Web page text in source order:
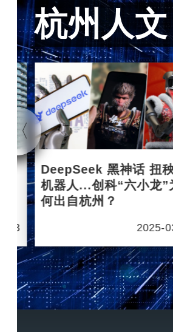
杭州人
03
DeepSeek 黑神话 扭
机器人...创科“六小龙”
何出自杭州？
2025-